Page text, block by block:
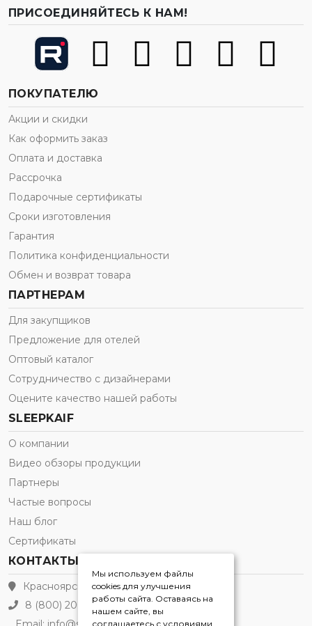
Мы используем файлы
cookies для улучшения
работы сайта. Оставаясь на
нашем сайте, вы
соглашаетесь с условиями
ПРИСОЕДИНЯЙТЕСЬ К НАМ!
ПОКУПАТЕЛЮ
Акции и скидки
Как оформить заказ
Оплата и доставка
Рассрочка
Подарочные сертификаты
Сроки изготовления
Гарантия
Политика конфиденциальности
Обмен и возврат товара
ПАРТНЕРАМ
Для закупщиков
Предложение для отелей
Оптовый каталог
Сотрудничество с дизайнерами
Оцените качество нашей работы
SLEEPKAIF
О компании
Видео обзоры продукции
Партнеры
Частые вопросы
Наш блог
Сертификаты
КОНТАКТЫ
Красноярск
8 (800) 200-21-91